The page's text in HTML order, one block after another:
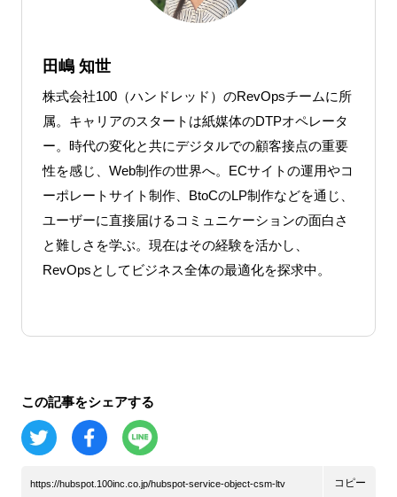
田嶋 知世
株式会社100（ハンドレッド）のRevOpsチームに所
属。キャリアのスタートは紙媒体のDTPオペレータ
ー。時代の変化と共にデジタルでの顧客接点の重要
性を感じ、Web制作の世界へ。ECサイトの運用やコ
ーポレートサイト制作、BtoCのLP制作などを通じ、
ユーザーに直接届けるコミュニケーションの面白さ
と難しさを学ぶ。現在はその経験を活かし、
RevOpsとしてビジネス全体の最適化を探求中。
この記事をシェアする
https://hubspot.100inc.co.jp/hubspot-service-object-csm-ltv コピー